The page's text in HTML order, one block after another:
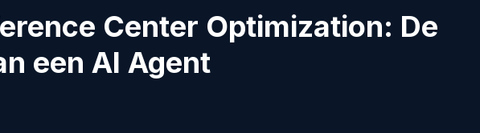
Center Optimization: De
een AI Agent